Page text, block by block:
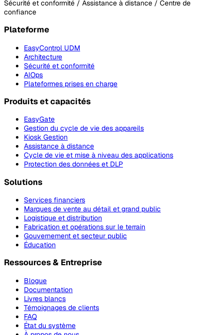
Sécurité et conformité / Assistance à distance / Centre de
confiance
Plateforme
EasyControl UDM
Architecture
Sécurité et conformité
AIOps
Plateformes prises en charge
Produits et capacités
EasyGate
Gestion du cycle de vie des appareils
Kiosk Gestion
Assistance à distance
Cycle de vie et mise à niveau des applications
Protection des données et DLP
Solutions
Services financiers
Marques de vente au détail et grand public
Logistique et distribution
Fabrication et opérations sur le terrain
Gouvernement et secteur public
Éducation
Ressources & Entreprise
Blogue
Documentation
Livres blancs
Témoignages de clients
FAQ
État du système